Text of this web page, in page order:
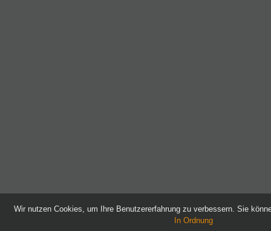
Wir nutzen Cookies, um Ihre Benutzererfahrung zu verbessern. Sie
In Ordnung